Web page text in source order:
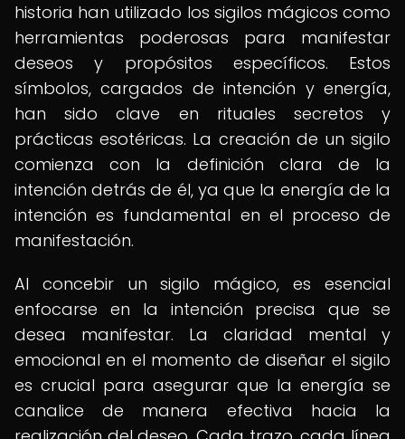
historia han utilizado los sigilos mágicos como
herramientas poderosas para manifestar
deseos y propósitos específicos. Estos
símbolos, cargados de intención y energía,
han sido clave en rituales secretos y
prácticas esotéricas. La creación de un sigilo
comienza con la definición clara de la
intención detrás de él, ya que la energía de la
intención es fundamental en el proceso de
manifestación.
Al concebir un sigilo mágico, es esencial
enfocarse en la intención precisa que se
desea manifestar. La claridad mental y
emocional en el momento de diseñar el sigilo
es crucial para asegurar que la energía se
canalice de manera efectiva hacia la